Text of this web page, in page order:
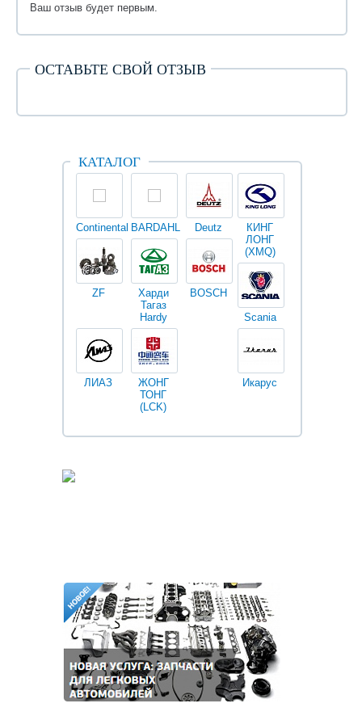
Ваш отзыв будет первым.
ОСТАВЬТЕ СВОЙ ОТЗЫВ
КАТАЛОГ
Continental BARDAHL Deutz
ZF
Харди
Тагаз
Hardy
BOSCH
ЛИАЗ
ЖОНГ
ТОНГ
(LCK)
КИНГ
ЛОНГ
(XMQ)
Scania
Икарус